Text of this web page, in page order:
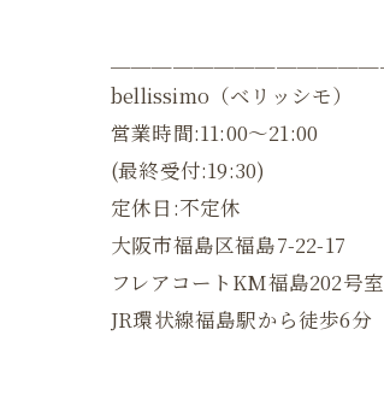
bellissimo（ベリッシモ）
営業時間:11:00〜21:00
(最終受付:19:30)
定休日:不定休
大阪市福島区福島7-22-17
フレアコートKM福島202号室
JR環状線福島駅から徒歩6分